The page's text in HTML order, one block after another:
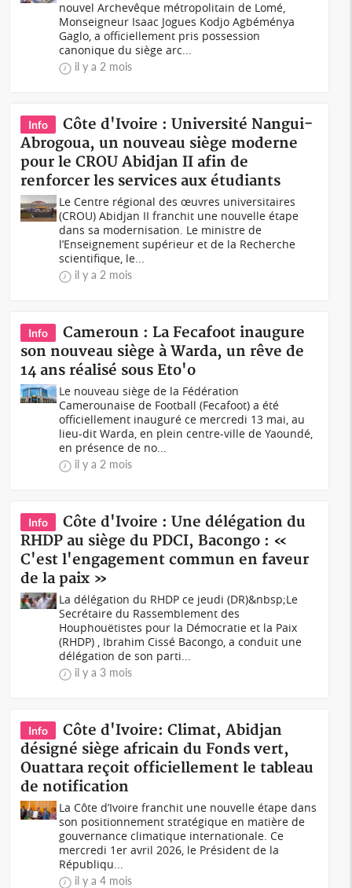
nouvel Archevêque métropolitain de Lomé,
Monseigneur Isaac Jogues Kodjo Agbéménya
Gaglo, a officiellement pris possession
canonique du siège arc...
il y a 2 mois
Info
Côte d'Ivoire : Université Nangui-
Abrogoua, un nouveau siège moderne
pour le CROU Abidjan II afin de
renforcer les services aux étudiants
Le Centre régional des œuvres universitaires
(CROU) Abidjan II franchit une nouvelle étape
dans sa modernisation. Le ministre de
l’Enseignement supérieur et de la Recherche
scientifique, le...
il y a 2 mois
Info
Cameroun : La Fecafoot inaugure
son nouveau siège à Warda, un rêve de
14 ans réalisé sous Eto'o
Le nouveau siège de la Fédération
Camerounaise de Football (Fecafoot) a été
officiellement inauguré ce mercredi 13 mai, au
lieu-dit Warda, en plein centre-ville de Yaoundé,
en présence de no...
il y a 2 mois
Info
Côte d'Ivoire : Une délégation du
RHDP au siège du PDCI, Bacongo : «
C'est l'engagement commun en faveur
de la paix »
La délégation du RHDP ce jeudi (DR)&nbsp;Le
Secrétaire du Rassemblement des
Houphouëtistes pour la Démocratie et la Paix
(RHDP) , Ibrahim Cissé Bacongo, a conduit une
délégation de son parti...
il y a 3 mois
Info
Côte d'Ivoire: Climat, Abidjan
désigné siège africain du Fonds vert,
Ouattara reçoit officiellement le tableau
de notification
La Côte d’Ivoire franchit une nouvelle étape dans
son positionnement stratégique en matière de
gouvernance climatique internationale. Ce
mercredi 1er avril 2026, le Président de la
Républiqu...
il y a 4 mois